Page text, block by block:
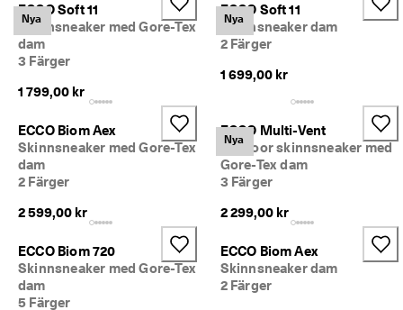
Nya
ECCO Soft 11
Skinnsneaker med Gore-Tex
dam
3 Färger
1 799,00 kr
Nya
ECCO Soft 11
Skinnsneaker dam
2 Färger
1 699,00 kr
ECCO Biom Aex
Skinnsneaker med Gore-Tex
dam
2 Färger
2 599,00 kr
Nya
ECCO Multi-Vent
Outdoor skinnsneaker med
Gore-Tex dam
3 Färger
2 299,00 kr
ECCO Biom 720
Skinnsneaker med Gore-Tex
dam
5 Färger
ECCO Biom Aex
Skinnsneaker dam
2 Färger